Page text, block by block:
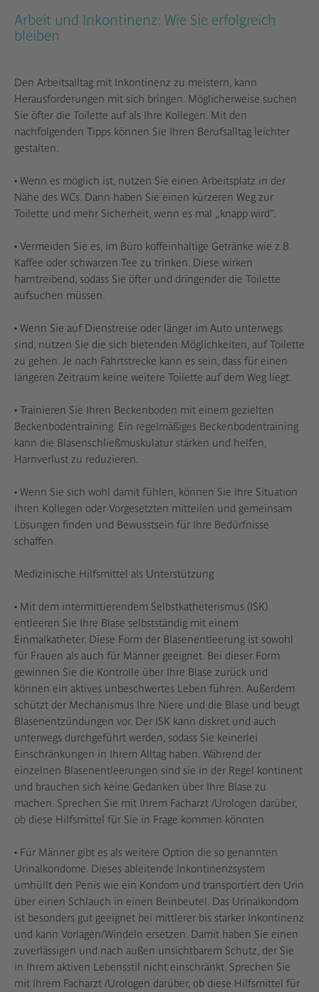
Arbeit und Inkontinenz: Wie Sie erfolgreich
bleiben
Den Arbeitsalltag mit Inkontinenz zu meistern, kann
Herausforderungen mit sich bringen. Möglicherweise suchen
Sie öfter die Toilette auf als Ihre Kollegen. Mit den
nachfolgenden Tipps können Sie Ihren Berufsalltag leichter
gestalten.
• Wenn es möglich ist, nutzen Sie einen Arbeitsplatz in der
Nähe des WCs. Dann haben Sie einen kürzeren Weg zur
Toilette und mehr Sicherheit, wenn es mal „knapp wird“.
• Vermeiden Sie es, im Büro koffeinhaltige Getränke wie z.B.
Kaffee oder schwarzen Tee zu trinken. Diese wirken
harntreibend, sodass Sie öfter und dringender die Toilette
aufsuchen müssen.
• Wenn Sie auf Dienstreise oder länger im Auto unterwegs
sind, nutzen Sie die sich bietenden Möglichkeiten, auf Toilette
zu gehen. Je nach Fahrtstrecke kann es sein, dass für einen
längeren Zeitraum keine weitere Toilette auf dem Weg liegt.
• Trainieren Sie Ihren Beckenboden mit einem gezielten
Beckenbodentraining. Ein regelmäßiges Beckenbodentraining
kann die Blasenschließmuskulatur stärken und helfen,
Harnverlust zu reduzieren.
• Wenn Sie sich wohl damit fühlen, können Sie Ihre Situation
Ihren Kollegen oder Vorgesetzten mitteilen und gemeinsam
Lösungen finden und Bewusstsein für Ihre Bedürfnisse
schaffen.
Medizinische Hilfsmittel als Unterstützung
• Mit dem intermittierendem Selbstkatheterismus (ISK)
entleeren Sie Ihre Blase selbstständig mit einem
Einmalkatheter. Diese Form der Blasenentleerung ist sowohl
für Frauen als auch für Männer geeignet. Bei dieser Form
gewinnen Sie die Kontrolle über Ihre Blase zurück und
können ein aktives unbeschwertes Leben führen. Außerdem
schützt der Mechanismus Ihre Niere und die Blase und beugt
Blasenentzündungen vor. Der ISK kann diskret und auch
unterwegs durchgeführt werden, sodass Sie keinerlei
Einschränkungen in Ihrem Alltag haben. Während der
einzelnen Blasenentleerungen sind sie in der Regel kontinent
und brauchen sich keine Gedanken über Ihre Blase zu
machen. Sprechen Sie mit Ihrem Facharzt /Urologen darüber,
ob diese Hilfsmittel für Sie in Frage kommen könnten
• Für Männer gibt es als weitere Option die so genannten
Urinalkondome. Dieses ableitende Inkontinenzsystem
umhüllt den Penis wie ein Kondom und transportiert den Urin
über einen Schlauch in einen Beinbeutel. Das Urinalkondom
ist besonders gut geeignet bei mittlerer bis starker Inkontinenz
und kann Vorlagen/Windeln ersetzen. Damit haben Sie einen
zuverlässigen und nach außen unsichtbarem Schutz, der Sie
in Ihrem aktiven Lebensstil nicht einschränkt. Sprechen Sie
mit Ihrem Facharzt /Urologen darüber, ob diese Hilfsmittel für